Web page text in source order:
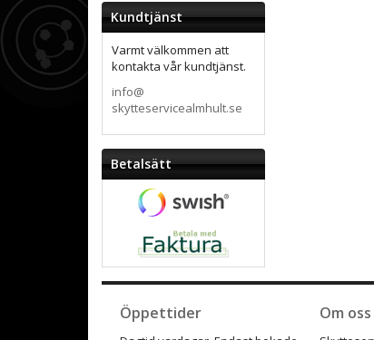
Kundtjänst
Varmt välkommen att
kontakta vår kundtjänst.
info@
skytteservicealmhult.se
Betalsätt
Öppettider Om oss